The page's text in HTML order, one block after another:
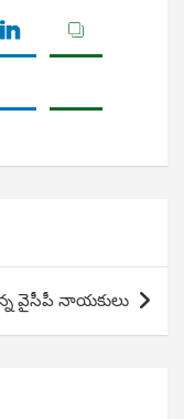
వైసీపీ నాయకులు